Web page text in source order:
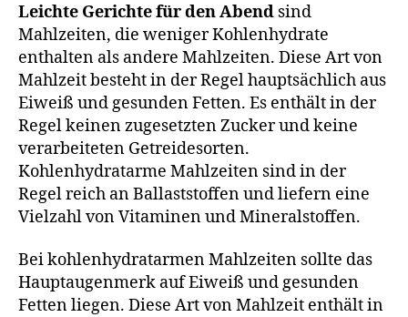
Leichte Gerichte für den Abend sind
Mahlzeiten, die weniger Kohlenhydrate
enthalten als andere Mahlzeiten. Diese Art von
Mahlzeit besteht in der Regel hauptsächlich aus
Eiweiß und gesunden Fetten. Es enthält in der
Regel keinen zugesetzten Zucker und keine
verarbeiteten Getreidesorten.
Kohlenhydratarme Mahlzeiten sind in der
Regel reich an Ballaststoffen und liefern eine
Vielzahl von Vitaminen und Mineralstoffen.
Bei kohlenhydratarmen Mahlzeiten sollte das
Hauptaugenmerk auf Eiweiß und gesunden
Fetten liegen. Diese Art von Mahlzeit enthält in